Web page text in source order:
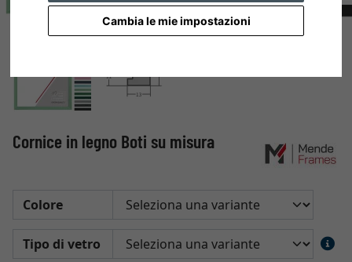
Cambia le mie impostazioni
Cornice in legno Boti su misura
Colore
Tipo di vetro